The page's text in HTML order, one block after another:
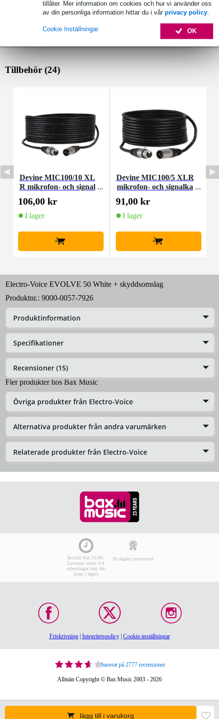
tillåter. Mer information om cookies och hur vi använder oss
av din personliga information hittar du i vår privacy policy.
OK
Cookie Inställningar
Tillbehör (24)
Devine MIC100/10 XL
R mikrofon- och signal
kabel 10 meter
106,00 kr
I lager
+
Devine MIC100/5 XLR
mikrofon- och signalka
bel 5 meter
91,00 kr
I lager
+
Electro-Voice EVOLVE 50 White + skyddsomslag
Produktnr.: 9000-0057-7926
Produktinformation
Specifikationer
Recensioner (15)
Fler produkter hos Bax Music
Övriga produkter från Electro-Voice
Alternativa produkter från andra varumärken
Relaterade produkter från Electro-Voice
lägg till i varukorg
Beställ före 16:00:
Leverans inom 3-4
arbetsdagar (om det
finns i lager)
30 dagars provperiod
Friskrivning| Integritetspolicy| Cookie-inställningar
baserat på 2777 recensioner
Allmän Copyright © Bax Music 2003 - 2026